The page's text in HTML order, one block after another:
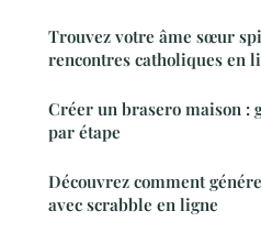
Trouvez votre âme sœur
rencontres catholiques en
Créer un brasero maison :
par étape
Découvrez comment
avec scrabble en ligne